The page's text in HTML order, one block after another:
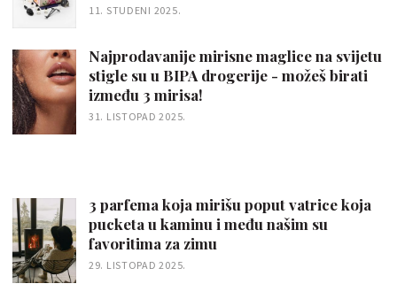
11. STUDENI 2025.
Najprodavanije mirisne maglice na svijetu
stigle su u BIPA drogerije - možeš birati
između 3 mirisa!
31. LISTOPAD 2025.
3 parfema koja mirišu poput vatrice koja
pucketa u kaminu i među našim su
favoritima za zimu
29. LISTOPAD 2025.